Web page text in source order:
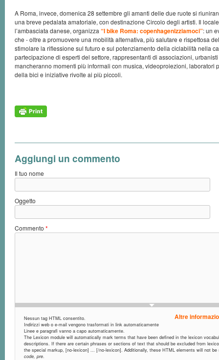
A Roma, invece, domenica 28 settembre gli amanti delle due ruote si
una breve pedalata amatoriale, con destinazione Circolo degli artisti. Il
l’ambasciata danese, organizza “I bike Roma: copenhagenizziamoci”: un
che - oltre a promuovere una mobilità alternativa, più salutare e rispettosa
stimolare la riflessione sul futuro e sul potenziamento della ciclabilità nella
partecipazione di esperti del settore, rappresentanti di associazioni,
mancheranno momenti più informali con musica, videoproiezioni, laboratori
della bici e iniziative rivolte ai più piccoli.
Aggiungi un commento
Il tuo nome
Oggetto
Commento *
Altre
Nessun tag HTML consentito.
Indirizzi web o e-mail vengono trasformati in link automaticamente
Linee e paragrafi vanno a capo automaticamente.
The Lexicon module will automatically mark terms that have been defined in the lexicon
descriptions. If there are certain phrases or sections of text that should be excluded from
the special markup, [no-lexicon] ... [/no-lexicon]. Additionally, these HTML elements will not
code, pre.